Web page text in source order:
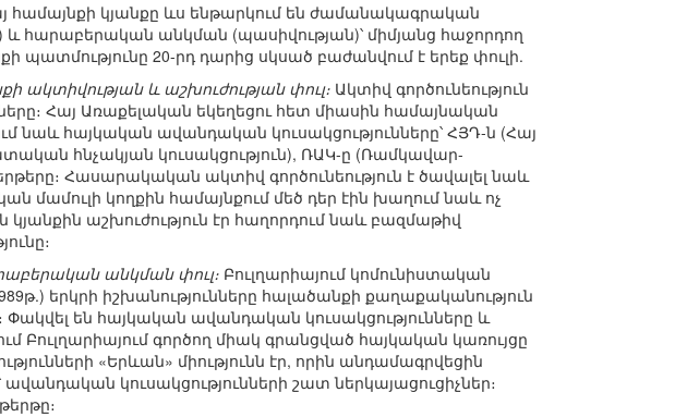
համայնքի կյանքը ևս ենթարկում են ժամանակագրական
և հարաբերական անկման (պասիվության)՝ միմյանց հաջորդող
պատմությունը 20-րդ դարից սկսած բաժանվում է երեք փուլի.
ակտիվության և աշխուժության փուլ։ Ակտիվ գործունեություն
Հայ Առաքելական եկեղեցու հետ միասին համայնական
նաև հայկական ավանդական կուսակցությունները՝ ՀՅԴ-ն (Հայ
հնչակյան կուսակցություն), ՌԱԿ-ը (Ռամկավար-
Հասարակական ակտիվ գործունեություն է ծավալել նաև
մամուլի կողքին համայնքում մեծ դեր էին խաղում նաև ոչ
աշխուժություն էր հաղորդում նաև բազմաթիվ
անկման փուլ։ Բուլղարիայում կոմունիստական
երկրի իշխանությունները հալածանքի քաղաքականություն
են հայկական ավանդական կուսակցությունները և
գործող միակ գրանցված հայկական կառույցը
«Երևան» միությունն էր, որին անդամագրվեցին
կուսակցությունների շատ ներկայացուցիչներ։